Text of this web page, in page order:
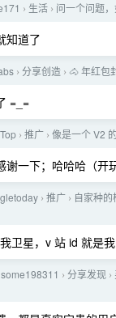
› 生活 › 问一个问题，
知道了
› 分享创造 › 🐴 年红包
=_=
› 推广 › 像是一个 V2
谢一下；哈哈哈（开
› 推广 › 自家种
卫星，v 站 id 就是
› 分享发现 ›